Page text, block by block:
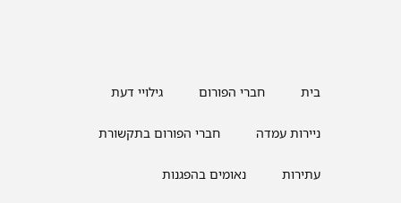
חברי הפורום גילויי דעת
ניירות עמדה חברי הפורום בתקשורת
עתירות נאומים בהפגנות